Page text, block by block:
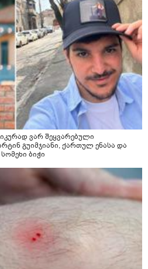
ვარ შეყვარებული
გუიმჯიანი, ქართულ ენასა და
ბიჭი